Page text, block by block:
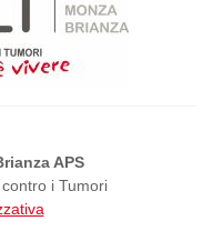
APS
i Tumori